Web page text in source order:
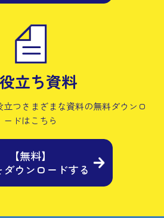
立ち資料
つさまざまな資料の無料ダウンロ
ードはこちら
【無料】
ダウンロードする